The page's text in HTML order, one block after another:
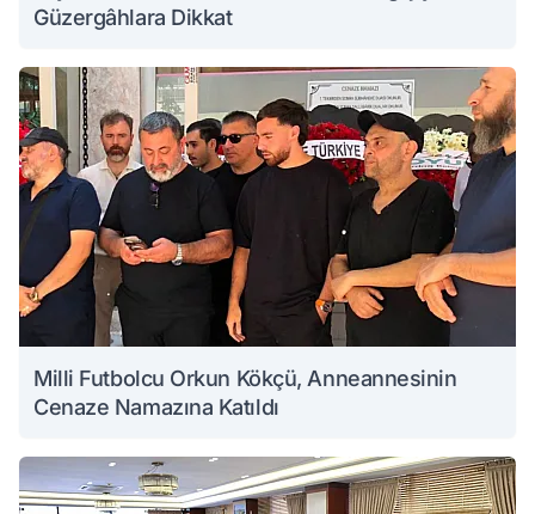
Güzergâhlara Dikkat
Milli Futbolcu Orkun Kökçü, Anneannesinin
Cenaze Namazına Katıldı